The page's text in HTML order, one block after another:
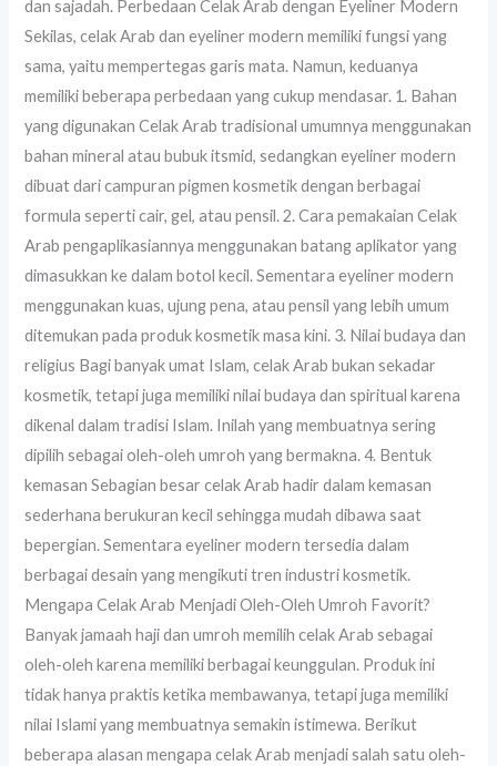
dan sajadah. Perbedaan Celak Arab dengan Eyeliner Modern
Sekilas, celak Arab dan eyeliner modern memiliki fungsi yang
sama, yaitu mempertegas garis mata. Namun, keduanya
memiliki beberapa perbedaan yang cukup mendasar. 1. Bahan
yang digunakan Celak Arab tradisional umumnya menggunakan
bahan mineral atau bubuk itsmid, sedangkan eyeliner modern
dibuat dari campuran pigmen kosmetik dengan berbagai
formula seperti cair, gel, atau pensil. 2. Cara pemakaian Celak
Arab pengaplikasiannya menggunakan batang aplikator yang
dimasukkan ke dalam botol kecil. Sementara eyeliner modern
menggunakan kuas, ujung pena, atau pensil yang lebih umum
ditemukan pada produk kosmetik masa kini. 3. Nilai budaya dan
religius Bagi banyak umat Islam, celak Arab bukan sekadar
kosmetik, tetapi juga memiliki nilai budaya dan spiritual karena
dikenal dalam tradisi Islam. Inilah yang membuatnya sering
dipilih sebagai oleh-oleh umroh yang bermakna. 4. Bentuk
kemasan Sebagian besar celak Arab hadir dalam kemasan
sederhana berukuran kecil sehingga mudah dibawa saat
bepergian. Sementara eyeliner modern tersedia dalam
berbagai desain yang mengikuti tren industri kosmetik.
Mengapa Celak Arab Menjadi Oleh-Oleh Umroh Favorit?
Banyak jamaah haji dan umroh memilih celak Arab sebagai
oleh-oleh karena memiliki berbagai keunggulan. Produk ini
tidak hanya praktis ketika membawanya, tetapi juga memiliki
nilai Islami yang membuatnya semakin istimewa. Berikut
beberapa alasan mengapa celak Arab menjadi salah satu oleh-